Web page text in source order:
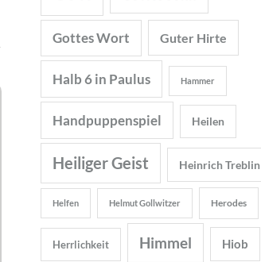
Gottes Wort Guter Hirte
Halb 6 in Paulus Hammer
Handpuppenspiel Heilen
Heiliger Geist Heinrich Treblin
Helfen Helmut Gollwitzer Herodes
Herrlichkeit Himmel Hiob